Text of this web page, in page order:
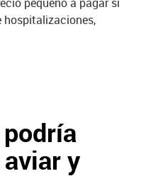
hospitalizaciones,
y